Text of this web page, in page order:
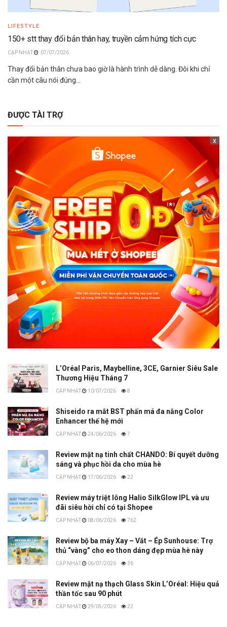
LIFESTYLE
150+ stt thay đổi bản thân hay, truyền cảm hứng tích cực
07/07/2026
Thay đổi bản thân chưa bao giờ là hành trình dễ dàng. Đôi khi chỉ
cần một câu nói đúng...
ĐƯỢC TÀI TRỢ
x
L’Oréal Paris, Maybelline, 3CE, Garnier Siêu Sale
Thương Hiệu Tháng 7
10/07/2026 8
Shiseido ra mắt BST phấn má đa năng Color
Enhancer thế hệ mới
24/06/2026 7
Review mặt nạ tinh chất CHANDO: Bí quyết dưỡng
sáng và phục hồi da cho mùa hè
17/06/2026 22
Review máy triệt lông Halio SilkGlow IPL và ưu
đãi siêu hời chỉ có tại Shopee
08/06/2026 762
Review bộ ba máy Xay – Vắt – Ép Sunhouse: Trợ
thủ “vàng” cho eo thon dáng đẹp mùa hè này
06/07/2026 36
Review mặt nạ thạch Glass Skin L’Oréal: Hiệu quả
thần tốc sau 90 phút
29/05/2026 22